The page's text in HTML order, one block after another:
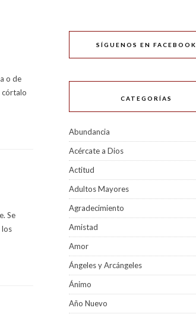
o de
córtalo
Se
los
SÍGUENOS EN FACEBOOK
CATEGORÍAS
Abundancia
Acércate a Dios
Actitud
Adultos Mayores
Agradecimiento
Amistad
Amor
Ángeles y Arcángeles
Ánimo
Año Nuevo